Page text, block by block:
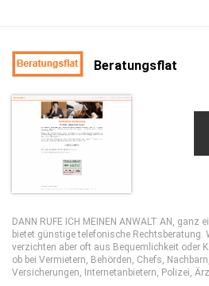
Beratungsflat
DANN RUFE ICH MEINEN ANWALT AN, ganz
bietet günstige telefonische Rechtsberatung.
verzichten aber oft aus Bequemlichkeit oder
ob bei Vermietern, Behörden, Chefs,
Versicherungen, Internetanbietern, Polizei,